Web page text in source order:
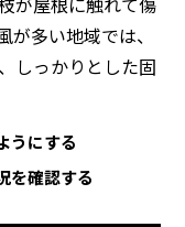
多い地域では、
しっかりとした固
うにする
を確認する